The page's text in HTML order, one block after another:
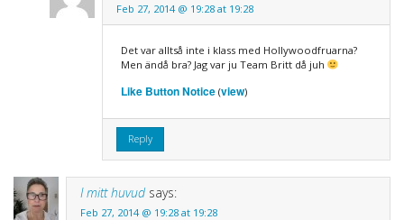
Feb 27, 2014 @ 19:28 at 19:28
Det var alltså inte i klass med Hollywoodfruarna?
Men ändå bra? Jag var ju Team Britt då juh
Like Button Notice(view)
Reply
I mitt huvud says:
Feb 27, 2014 @ 19:28 at 19:28